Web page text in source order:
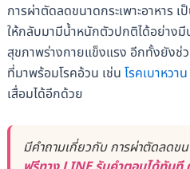
การผ่าตัดลดขนาดกระเพาะอาหาร
ให้กลับมามีน้ำหนักตัวปกติได้อย่างมี
สุขภาพร่างกายแข็งแรง อีกทั้งยังช่
ที่มาพร้อมโรคอ้วน เช่น โรคเบาหวาน
เสื่อมได้อีกด้วย
มีคำถามเกี่ยวกับ การผ่าตัดลดขน